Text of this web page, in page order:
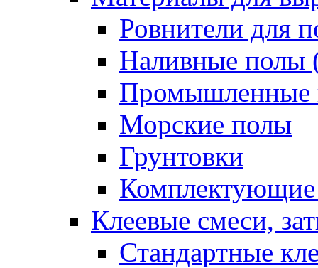
Ровнители для
Наливные полы
Промышленные
Морские полы
Грунтовки
Клеевые смеси,
Стандартные